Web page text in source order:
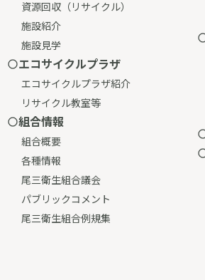
資源回収（リサイクル）
施設紹介
施設見学
エコサイクルプラザ
エコサイクルプラザ紹介
リサイクル教室等
組合情報
組合概要
各種情報
尾三衛生組合議会
パブリックコメント
尾三衛生組合例規集